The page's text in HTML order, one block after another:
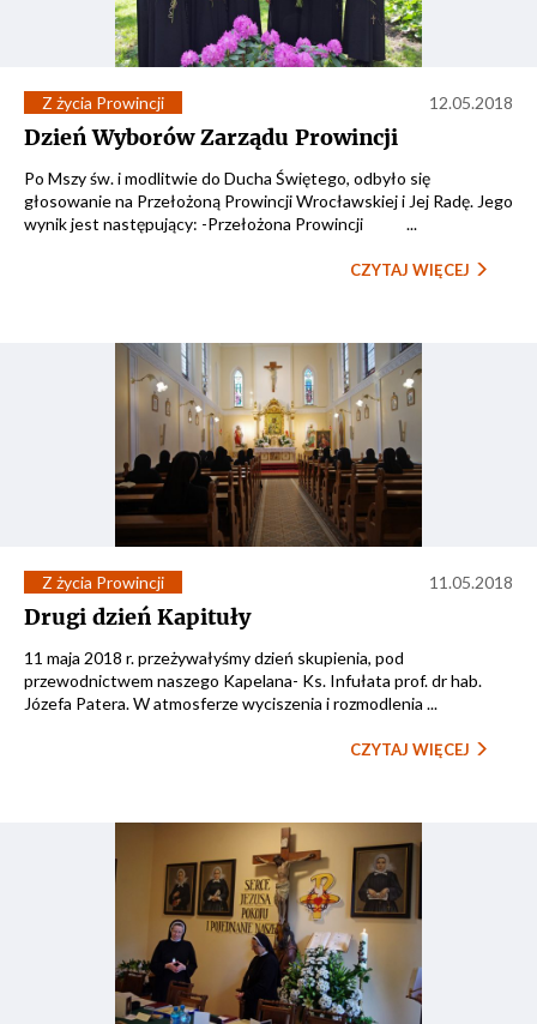
Z życia Prowincji 12.05.2018
Dzień Wyborów Zarządu Prowincji
Po Mszy św. i modlitwie do Ducha Świętego, odbyło się
głosowanie na Przełożoną Prowincji Wrocławskiej i Jej Radę. Jego
wynik jest następujący: -Przełożona Prowincji ...
CZYTAJ WIĘCEJ
Z życia Prowincji 11.05.2018
Drugi dzień Kapituły
11 maja 2018 r. przeżywałyśmy dzień skupienia, pod
przewodnictwem naszego Kapelana- Ks. Infułata prof. dr hab.
Józefa Patera. W atmosferze wyciszenia i rozmodlenia ...
CZYTAJ WIĘCEJ